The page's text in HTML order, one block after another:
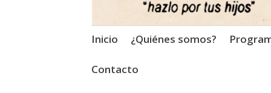
Saltar
contenido
Inicio ¿Quiénes somos?
Contacto